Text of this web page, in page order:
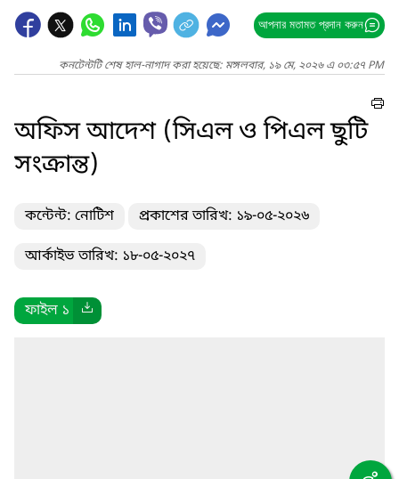
আপনার মতামত প্রদান করুন
কনটেন্টটি শেষ হাল-নাগাদ করা হয়েছে: মঙ্গলবার, ১৯ মে, ২০২৬ এ ০৩:৫৭ PM
অফিস আদেশ (সিএল ও পিএল ছুটি
সংক্রান্ত)
কন্টেন্ট: নোটিশ প্রকাশের তারিখ: ১৯-০৫-২০২৬
আর্কাইভ তারিখ: ১৮-০৫-২০২৭
ফাইল ১